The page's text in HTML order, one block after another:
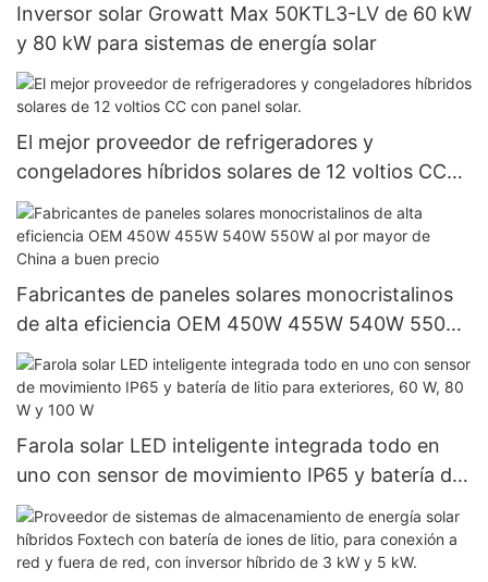
Inversor solar Growatt Max 50KTL3-LV de 60 kW
y 80 kW para sistemas de energía solar
El mejor proveedor de refrigeradores y
congeladores híbridos solares de 12 voltios CC
con panel solar.
Fabricantes de paneles solares monocristalinos
de alta eficiencia OEM 450W 455W 540W 550W
al por mayor de China a buen precio
Farola solar LED inteligente integrada todo en
uno con sensor de movimiento IP65 y batería de
litio para exteriores, 60 W, 80 W y 100 W